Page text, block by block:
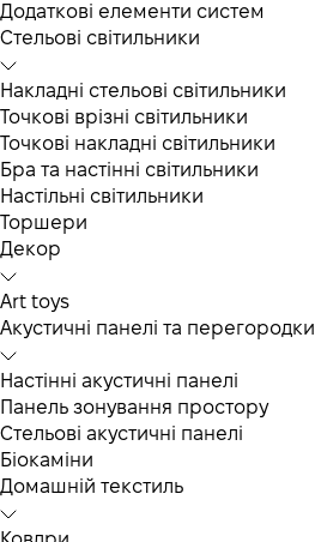
Додаткові елементи систем
Cтельові світильники
Накладні стельові світильники
Точкові врізні світильники
Точкові накладні світильники
Бра та настінні світильники
Настільні світильники
Торшери
Декор
Art toys
Акустичні панелі та перегородки
Настінні акустичні панелі
Панель зонування простору
Стельові акустичні панелі
Біокаміни
Домашній текстиль